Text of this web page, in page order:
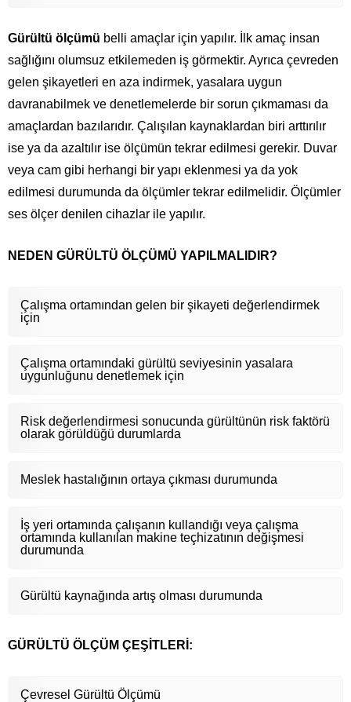
Gürültü ölçümü belli amaçlar için yapılır. İlk amaç insan
sağlığını olumsuz etkilemeden iş görmektir. Ayrıca çevreden
gelen şikayetleri en aza indirmek, yasalara uygun
davranabilmek ve denetlemelerde bir sorun çıkmaması da
amaçlardan bazılarıdır. Çalışılan kaynaklardan biri arttırılır
ise ya da azaltılır ise ölçümün tekrar edilmesi gerekir. Duvar
veya cam gibi herhangi bir yapı eklenmesi ya da yok
edilmesi durumunda da ölçümler tekrar edilmelidir. Ölçümler
ses ölçer denilen cihazlar ile yapılır.
NEDEN GÜRÜLTÜ ÖLÇÜMÜ YAPILMALIDIR?
Çalışma ortamından gelen bir şikayeti değerlendirmek
için
Çalışma ortamındaki gürültü seviyesinin yasalara
uygunluğunu denetlemek için
Risk değerlendirmesi sonucunda gürültünün risk faktörü
olarak görüldüğü durumlarda
Meslek hastalığının ortaya çıkması durumunda
İş yeri ortamında çalışanın kullandığı veya çalışma
ortamında kullanılan makine teçhizatının değişmesi
durumunda
Gürültü kaynağında artış olması durumunda
GÜRÜLTÜ ÖLÇÜM ÇEŞİTLERİ:
Çevresel Gürültü Ölçümü